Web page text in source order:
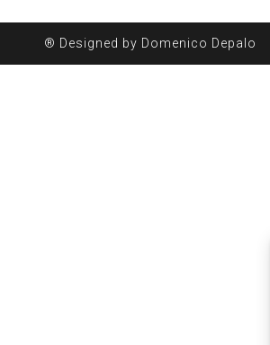
® Designed by Domenico Depalo